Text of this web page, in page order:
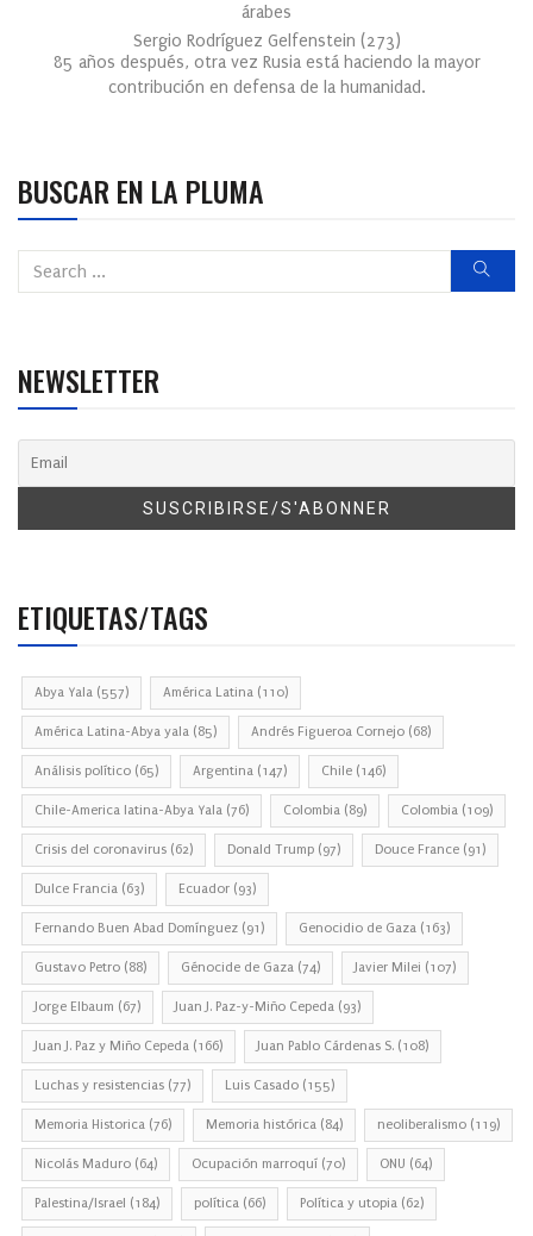
árabes
Sergio Rodríguez Gelfenstein (273)
85 años después, otra vez Rusia está haciendo la mayor
contribución en defensa de la humanidad.
BUSCAR EN LA PLUMA
NEWSLETTER
ETIQUETAS/TAGS
Abya Yala (557) América Latina (110)
América Latina-Abya yala (85) Andrés Figueroa Cornejo (68)
Análisis político (65) Argentina (147) Chile (146)
Chile-America latina-Abya Yala (76) Colombia (89) Colombia (109)
Crisis del coronavirus (62) Donald Trump (97) Douce France (91)
Dulce Francia (63) Ecuador (93)
Fernando Buen Abad Domínguez (91) Genocidio de Gaza (163)
Gustavo Petro (88) Génocide de Gaza (74) Javier Milei (107)
Jorge Elbaum (67) Juan J. Paz-y-Miño Cepeda (93)
Juan J. Paz y Miño Cepeda (166) Juan Pablo Cárdenas S. (108)
Luchas y resistencias (77) Luis Casado (155)
Memoria Historica (76) Memoria histórica (84) neoliberalismo (119)
Nicolás Maduro (64) Ocupación marroquí (70) ONU (64)
Palestina/Israel (184) política (66) Política y utopia (62)